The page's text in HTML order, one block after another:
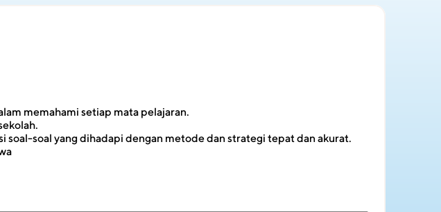
memahami setiap mata pelajaran.
soal-soal yang dihadapi dengan metode dan strategi tepat dan akurat.